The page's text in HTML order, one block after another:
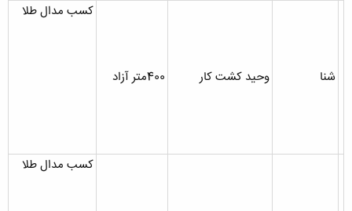
شنا وحيد کشت کار 400متر آزاد
کسب مدال طلا
کسب مدال طلا